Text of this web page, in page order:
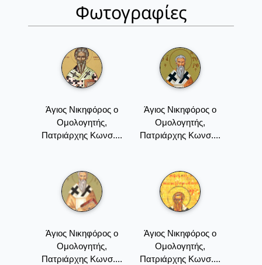
Φωτογραφίες
Άγιος Νικηφόρος ο
Ομολογητής,
Πατριάρχης Κωνσ....
Άγιος Νικηφόρος ο
Ομολογητής,
Πατριάρχης Κωνσ....
Άγιος Νικηφόρος ο
Ομολογητής,
Πατριάρχης Κωνσ....
Άγιος Νικηφόρος ο
Ομολογητής,
Πατριάρχης Κωνσ....